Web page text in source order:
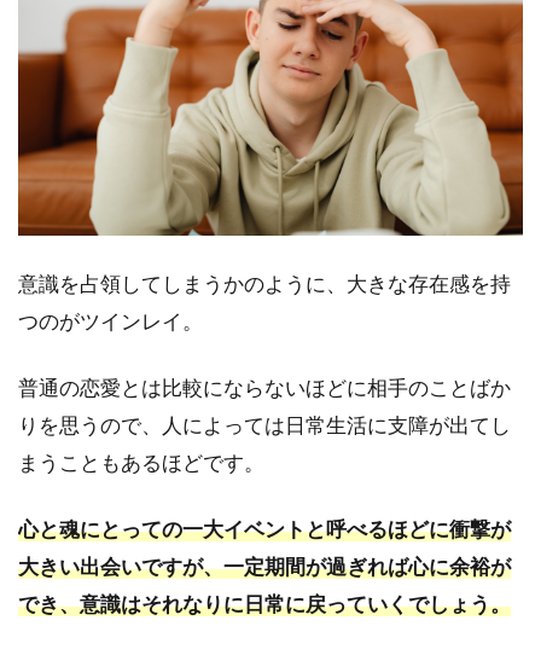
る
相手の
関わり
のある
人に対
して嫉
妬を感
まう
1.22
与える
愛に対
しての
見返り
を求め
1.23
相手の
夢ばか
意識を占領してしまうかのように、大きな存在感を持
つのがツインレイ。
普通の恋愛とは比較にならないほどに相手のことばか
りを思うので、人によっては日常生活に支障が出てし
まうこともあるほどです。
心と魂にとっての一大イベントと呼べるほどに衝撃が
大きい出会いですが、一定期間が過ぎれば心に余裕が
でき、意識はそれなりに日常に戻っていくでしょう。